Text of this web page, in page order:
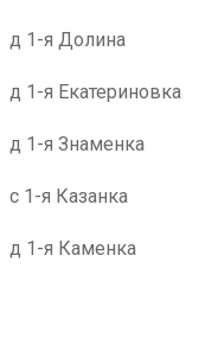
д 1-я Долина
д 1-я Екатериновка
д 1-я Знаменка
с 1-я Казанка
д 1-я Каменка